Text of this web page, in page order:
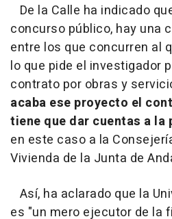
De la Calle ha indicado
concurso público, hay una
entre los que concurren al
lo que pide el investigador
contrato por obras y
acaba ese proyecto el
tiene que dar cuentas a
en este caso a la
Vivienda de la Junta de
Así, ha aclarado que la
es "un mero ejecutor de la